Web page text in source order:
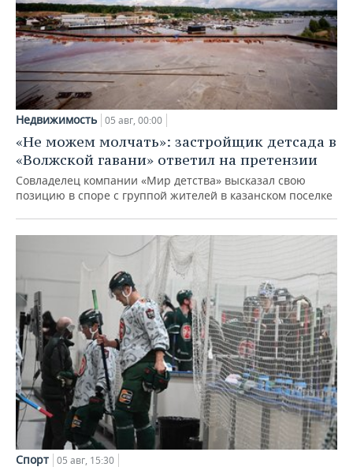
Недвижимость 05 авг, 00:00
«Не можем молчать»: застройщик детсада в
«Волжской гавани» ответил на претензии
Совладелец компании «Мир детства» высказал свою
позицию в споре с группой жителей в казанском поселке
Спорт 05 авг, 15:30